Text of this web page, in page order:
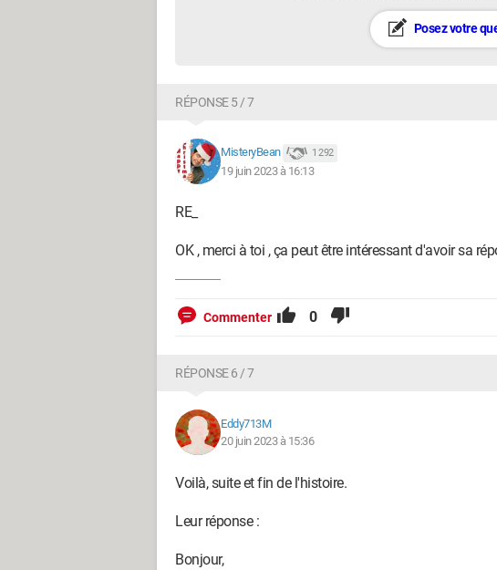
Posez votre
RÉPONSE 5 / 7
MisteryBean 1 292
19 juin 2023 à 16:13
RE_
OK , merci à toi , ça peut être intéressant d'avoir sa
Commenter 0
RÉPONSE 6 / 7
Eddy713M
20 juin 2023 à 15:36
Voilà, suite et fin de l'histoire.
Leur réponse :
Bonjour,